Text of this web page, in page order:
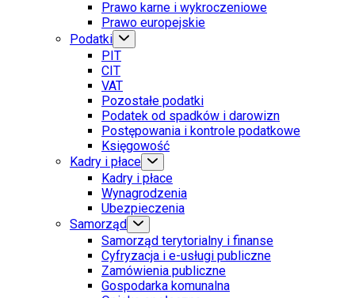
Prawo karne i wykroczeniowe
Prawo europejskie
Podatki
PIT
CIT
VAT
Pozostałe podatki
Podatek od spadków i darowizn
Postępowania i kontrole podatkowe
Księgowość
Kadry i płace
Kadry i płace
Wynagrodzenia
Ubezpieczenia
Samorząd
Samorząd terytorialny i finanse
Cyfryzacja i e-usługi publiczne
Zamówienia publiczne
Gospodarka komunalna